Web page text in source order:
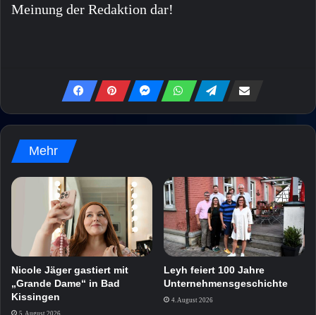
Meinung der Redaktion dar!
Mehr
Nicole Jäger gastiert mit
„Grande Dame“ in Bad
Kissingen
5. August 2026
Leyh feiert 100 Jahre
Unternehmensgeschichte
4. August 2026